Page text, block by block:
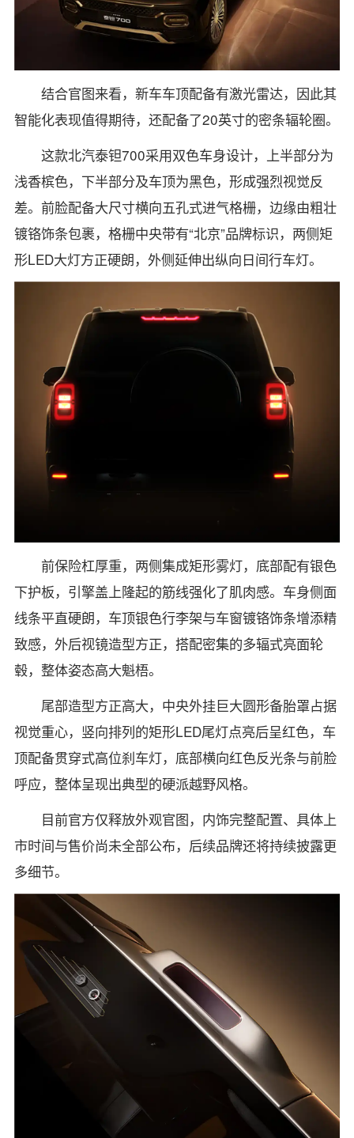
结合官图来看，新车车顶配备有激光雷达，因此其
智能化表现值得期待，还配备了20英寸的密条辐轮圈。
这款北汽泰钽700采用双色车身设计，上半部分为
浅香槟色，下半部分及车顶为黑色，形成强烈视觉反
差。前脸配备大尺寸横向五孔式进气格栅，边缘由粗壮
镀铬饰条包裹，格栅中央带有“北京”品牌标识，两侧矩
形LED大灯方正硬朗，外侧延伸出纵向日间行车灯。
前保险杠厚重，两侧集成矩形雾灯，底部配有银色
下护板，引擎盖上隆起的筋线强化了肌肉感。车身侧面
线条平直硬朗，车顶银色行李架与车窗镀铬饰条增添精
致感，外后视镜造型方正，搭配密集的多辐式亮面轮
毂，整体姿态高大魁梧。
尾部造型方正高大，中央外挂巨大圆形备胎罩占据
视觉重心，竖向排列的矩形LED尾灯点亮后呈红色，车
顶配备贯穿式高位刹车灯，底部横向红色反光条与前脸
呼应，整体呈现出典型的硬派越野风格。
目前官方仅释放外观官图，内饰完整配置、具体上
市时间与售价尚未全部公布，后续品牌还将持续披露更
多细节。